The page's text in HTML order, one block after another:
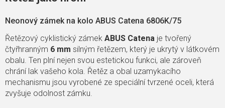
Neonový zámek na kolo ABUS Catena 6806K/75
Řetězový cyklistický zámek ABUS Catena je tvořený
čtyřhranným 6 mm silným řetězem, který je ukrytý v látkovém
obalu. Ten plní nejen svou estetickou funkci, ale zároveň
chrání lak vašeho kola. Řetěz a obal uzamykacího
mechanismu jsou vyrobené ze speciální tvrzené oceli, která
zvyšuje odolnost zámku.